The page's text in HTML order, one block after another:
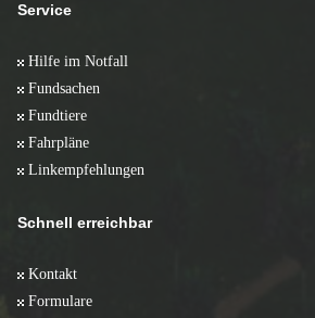
Service
Hilfe im Notfall
Fundsachen
Fundtiere
Fahrpläne
Linkempfehlungen
Schnell erreichbar
Kontakt
Formulare